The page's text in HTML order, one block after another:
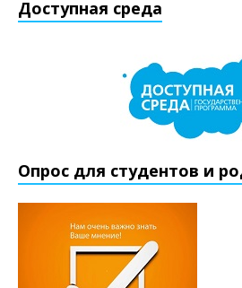
Доступная среда
Опрос для студентов и